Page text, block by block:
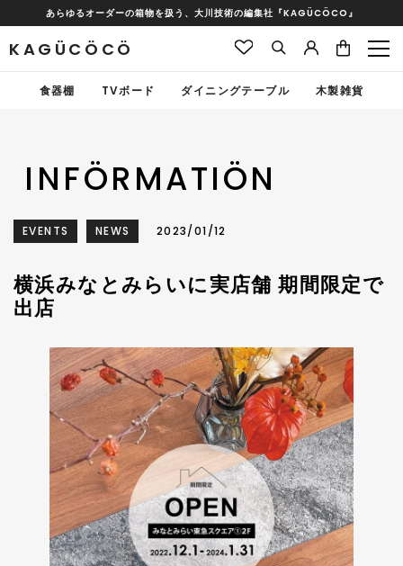
あらゆるオーダーの箱物を扱う、大川技術の編集社『KAGÜCÖCO』
KAGÜCÖCÖ
食器棚 TVボード ダイニングテーブル 木製雑貨
INFÖRMATIÖN
EVENTS NEWS 2023/01/12
横浜みなとみらいに実店舗 期間限定で
出店